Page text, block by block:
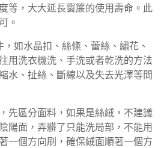
等，大大延長窗簾的使用壽命。此
。
如水晶扣、絲絛、蕾絲、繡花、
用洗衣機洗、手洗或者乾洗的方法
水、扯絲、斷線以及失去光澤等問
先區分面料，如果是絲絨，不建議
陽面，弄髒了只能洗局部，不能用
一個方向刷，確保絨面順著一個方